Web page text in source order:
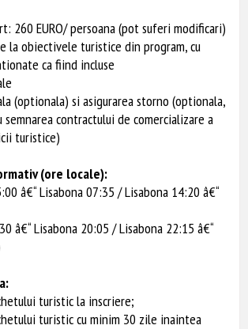
260 EURO/ persoana (pot suferi modificari)
la obiectivele turistice din program, cu
ca fiind incluse
(optionala) si asigurarea storno (optionala,
contractului de comercializare a
turistice)
(ore locale):
â€“ Lisabona 07:35 / Lisabona 14:20 â€“
â€“ Lisabona 20:05 / Lisabona 22:15 â€“
turistic la inscriere;
turistic cu minim 30 zile inaintea